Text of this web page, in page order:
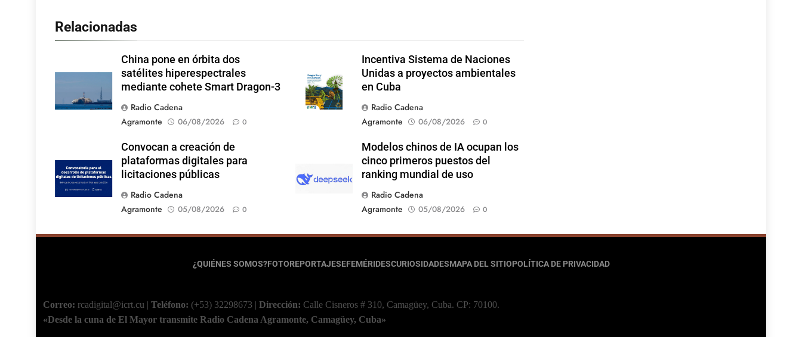
Relacionadas
China pone en órbita dos
satélites hiperespectrales
mediante cohete Smart Dragon-3
Radio Cadena
Agramonte
06/08/2026 0
Incentiva Sistema de Naciones
Unidas a proyectos ambientales
en Cuba
Radio Cadena
Agramonte
06/08/2026 0
Convocan a creación de
plataformas digitales para
licitaciones públicas
Radio Cadena
Agramonte
05/08/2026 0
Modelos chinos de IA ocupan los
cinco primeros puestos del
ranking mundial de uso
Radio Cadena
Agramonte
05/08/2026 0
¿QUIÉNES SOMOS?FOTOREPORTAJESEFEMÉRIDESCURIOSIDADESMAPA DEL SITIOPOLÍTICA DE PRIVACIDAD
Correo: rcadigital@icrt.cu | Teléfono: (+53) 32298673 | Dirección: Calle Cisneros # 310, Camagüey, Cuba. CP: 70100.
«Desde la cuna de El Mayor transmite Radio Cadena Agramonte, Camagüey, Cuba»